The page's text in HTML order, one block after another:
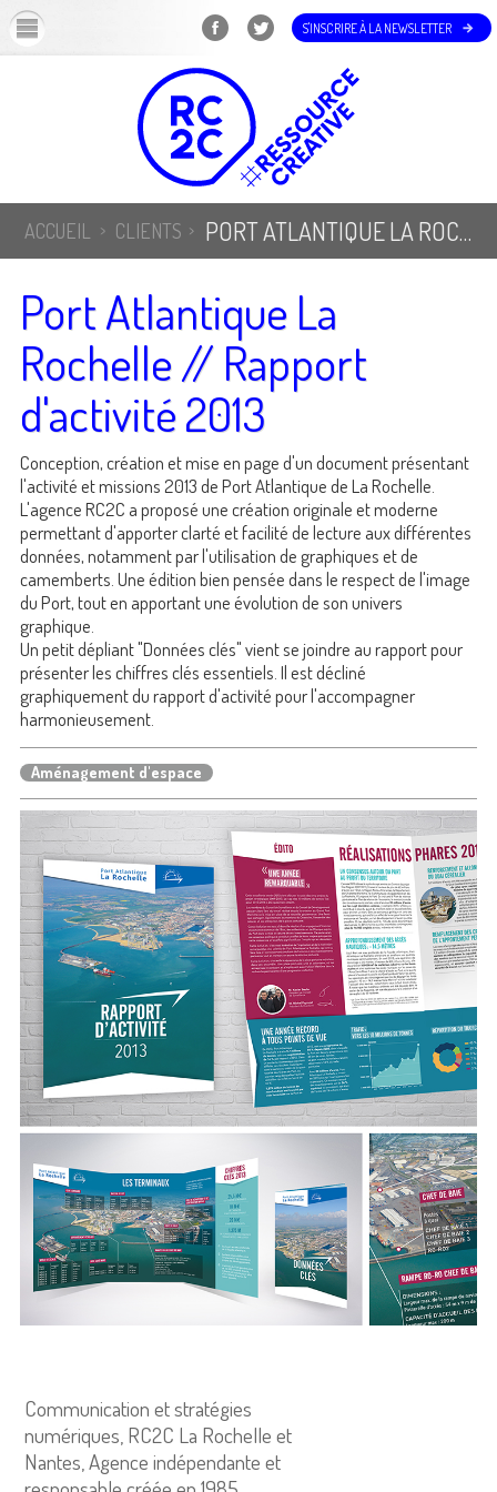
S'INSCRIRE À LA NEWSLETTER
ACCUEIL CLIENTS PORT ATLANTIQUE LA ROCHELLE // RAPPORT D'ACTIVITÉ 2013
Port Atlantique La
Rochelle // Rapport
d'activité 2013
Conception, création et mise en page d'un document présentant
l'activité et missions 2013 de Port Atlantique de La Rochelle.
L'agence RC2C a proposé une création originale et moderne
permettant d'apporter clarté et facilité de lecture aux différentes
données, notamment par l'utilisation de graphiques et de
camemberts. Une édition bien pensée dans le respect de l'image
du Port, tout en apportant une évolution de son univers
graphique.
Un petit dépliant "Données clés" vient se joindre au rapport pour
présenter les chiffres clés essentiels. Il est décliné
graphiquement du rapport d'activité pour l'accompagner
harmonieusement.
Aménagement d'espace
Communication et stratégies
numériques, RC2C La Rochelle et
Nantes, Agence indépendante et